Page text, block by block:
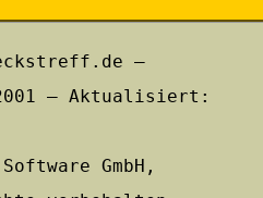
–
– Aktualisiert:
GmbH,